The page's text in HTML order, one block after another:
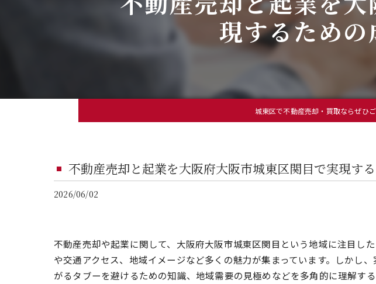
城東区今福西マンション売却相場
城東区今福東・今福南マンション売却相場
城東区新喜多マンション売却相場
城東区鴫野西・鴫野東マンション売却相場
城東区森之宮マンション売却相場
城東区中浜・東中浜マンション売却相場
マンション売却｜構造の違い
マンション売却｜共用部が資
マンション売却｜諸費用と税金
現するため
城東区で不動産売却・買取ならぜひ
不動産売却と起業を大阪府大阪市城東区関目で実現す
2026/06/02
不動産売却や起業に関して、大阪府大阪市城東区関目という地域に注目
や交通アクセス、地域イメージなど多くの魅力が集まっています。しかし
がるタブーを避けるための知識、地域需要の見極めなどを多角的に理解す